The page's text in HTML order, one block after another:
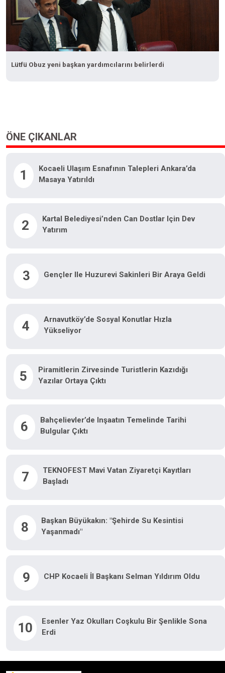
Lütfü Obuz yeni başkan yardımcılarını belirlerdi
ÖNE ÇIKANLAR
1
Kocaeli Ulaşım Esnafının Talepleri Ankara’da
Masaya Yatırıldı
2
Kartal Belediyesi’nden Can Dostlar Için Dev
Yatırım
3 Gençler Ile Huzurevi Sakinleri Bir Araya Geldi
4
Arnavutköy’de Sosyal Konutlar Hızla
Yükseliyor
5
Piramitlerin Zirvesinde Turistlerin Kazıdığı
Yazılar Ortaya Çıktı
6
Bahçelievler’de Inşaatın Temelinde Tarihi
Bulgular Çıktı
7
TEKNOFEST Mavi Vatan Ziyaretçi Kayıtları
Başladı
8
Başkan Büyükakın: "Şehirde Su Kesintisi
Yaşanmadı"
9 CHP Kocaeli İl Başkanı Selman Yıldırım Oldu
10
Esenler Yaz Okulları Coşkulu Bir Şenlikle Sona
Erdi